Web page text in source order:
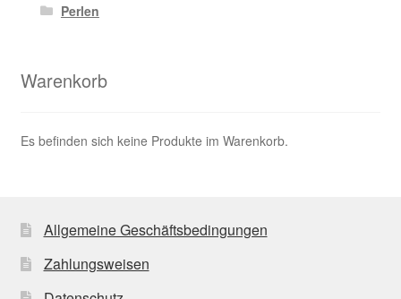
Perlen
Warenkorb
Es befinden sich keine Produkte im Warenkorb.
Allgemeine Geschäftsbedingungen
Zahlungsweisen